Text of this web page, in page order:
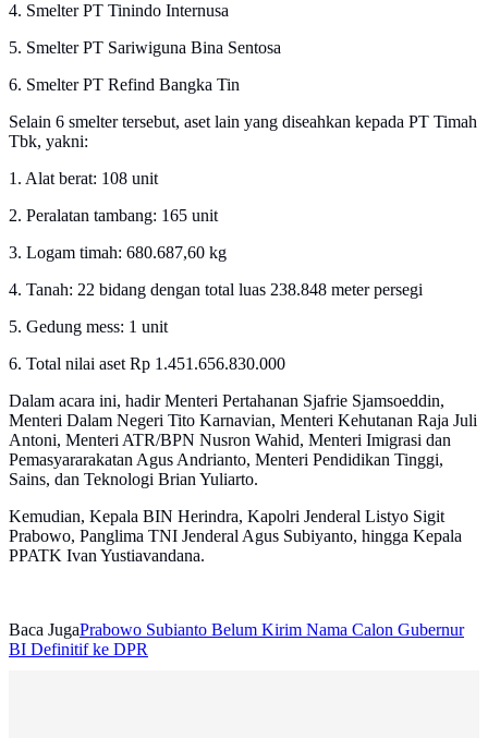
4. Smelter PT Tinindo Internusa
5. Smelter PT Sariwiguna Bina Sentosa
6. Smelter PT Refind Bangka Tin
Selain 6 smelter tersebut, aset lain yang diseahkan kepada PT Timah
Tbk, yakni:
1. Alat berat: 108 unit
2. Peralatan tambang: 165 unit
3. Logam timah: 680.687,60 kg
4. Tanah: 22 bidang dengan total luas 238.848 meter persegi
5. Gedung mess: 1 unit
6. Total nilai aset Rp 1.451.656.830.000
Dalam acara ini, hadir Menteri Pertahanan Sjafrie Sjamsoeddin,
Menteri Dalam Negeri Tito Karnavian, Menteri Kehutanan Raja Juli
Antoni, Menteri ATR/BPN Nusron Wahid, Menteri Imigrasi dan
Pemasyararakatan Agus Andrianto, Menteri Pendidikan Tinggi,
Sains, dan Teknologi Brian Yuliarto.
Kemudian, Kepala BIN Herindra, Kapolri Jenderal Listyo Sigit
Prabowo, Panglima TNI Jenderal Agus Subiyanto, hingga Kepala
PPATK Ivan Yustiavandana.
Baca JugaPrabowo Subianto Belum Kirim Nama Calon Gubernur
BI Definitif ke DPR